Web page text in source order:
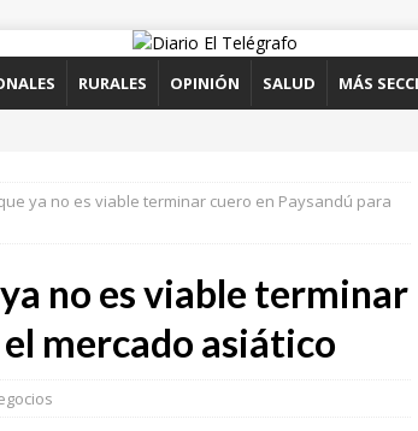
RURALES OPINIÓN SALUD MÁS
ya no es viable terminar cuero en Paysandú para
no es viable terminar
mercado asiático